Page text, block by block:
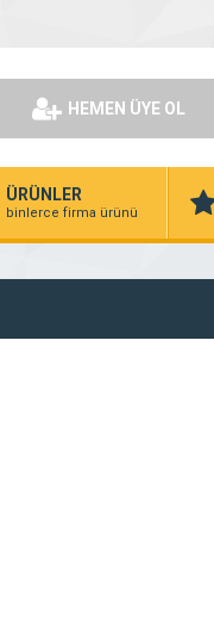
HEMEN ÜYE OL
ÜRÜNLER
binlerce firma ürünü